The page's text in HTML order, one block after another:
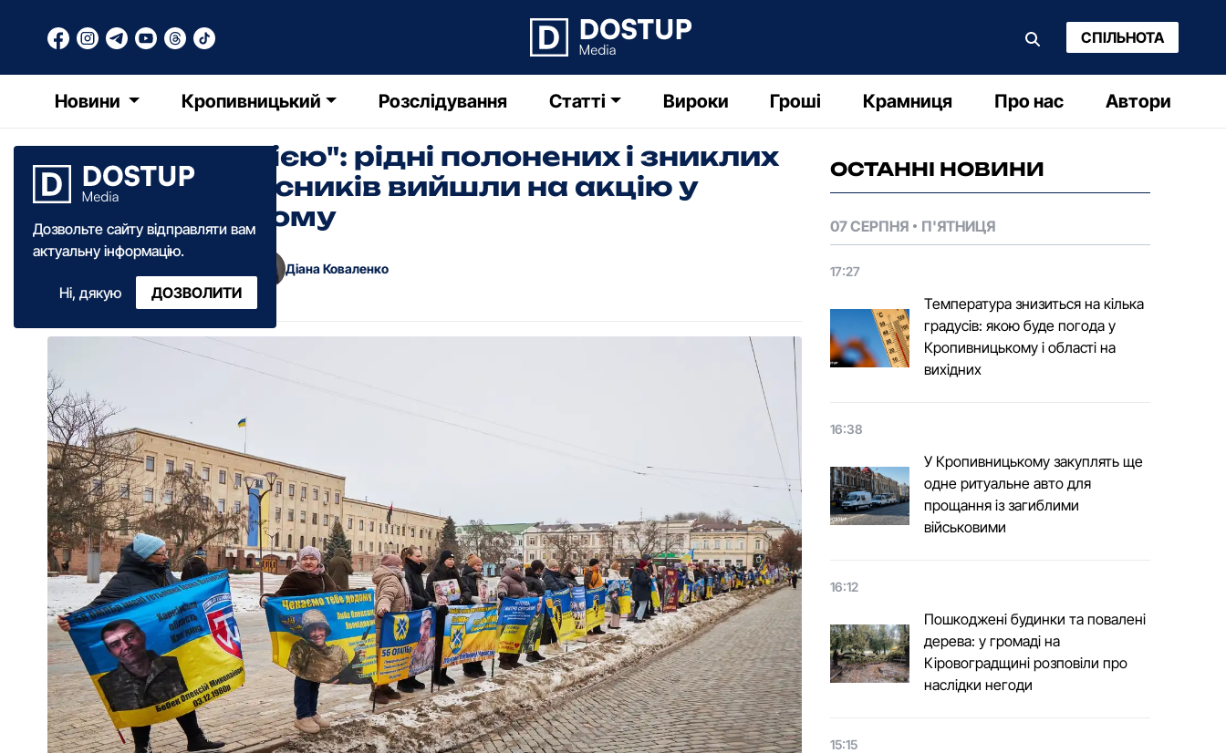
СПІЛЬНОТА
Новини Кропивницький Розслідування Статті Вироки Гроші Крамниця Про нас Автори
Дозвольте сайту відправляти вам
актуальну інформацію.
Ні, дякую ДОЗВОЛИТИ
"Живемо надією": рідні полонених і зниклих
безвісти захисників вийшли на акцію у
Кропивницькому
Діана Коваленко
04 січня ·2026
ОСТАННІ НОВИНИ
07 СЕРПНЯ П'ЯТНИЦЯ
17:27
Температура знизиться на кілька
градусів: якою буде погода у
Кропивницькому і області на
вихідних
16:38
У Кропивницькому закуплять ще
одне ритуальне авто для
прощання із загиблими
військовими
16:12
Пошкоджені будинки та повалені
дерева: у громаді на
Кіровоградщині розповіли про
наслідки негоди
15:15